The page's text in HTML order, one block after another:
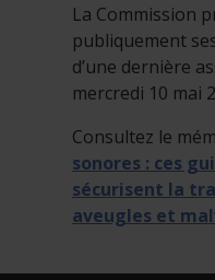
La Commission
publiquement
d’une dernière
mercredi 10 mai
Consultez le
sonores : ces
sécurisent la
aveugles et